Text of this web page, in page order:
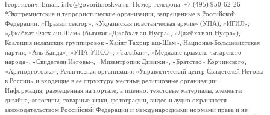
Георгиевич. Email: info@govoritmoskva.ru. Номер телефона: +7 (495) 950-62-26
*Экстремистские и террористические организации, запрещенные в Российской
Федерации: «Правый сектор», «Украинская повстанческая армия» (УПА), «ИГИЛ»,
«Джабхат Фатх аш-Шам» (бывшая «Джабхат ан-Нусра», «Джебхат ан-Нусра»),
Коалиция исламских группировок «Хайят Тахрир аш-Шам», Национал-Большевистская
партия, «Аль-Каида», «УНА-УНСО», «Талибан», «Меджлис крымско-татарского
народа», «Свидетели Иеговы», «Мизантропик Дивижн», «Братство» Корчинского,
«Артподготовка», Религиозная организация «Управленческий центр Свидетелей Иеговы
в России» и входящие в ее структуру местные религиозные организации.
Информация, размещенная на портале, а именно: текстовые материалы, элементы
дизайна, логотипы, товарные знаки, фотографии, видео и аудио охраняются
законодательством Российской Федерации и международными нормами права и не